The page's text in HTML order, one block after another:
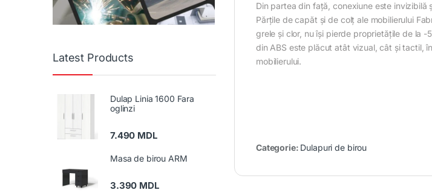
Din partea din față, conexiune este invizibilă
Părțile de capăt și de colț ale mobilierului
grele și clor, nu își pierde proprietățile de la
din ABS este plăcut atât vizual, cât și tactil,
mobilierului.
Categorie: Dulapuri de birou
Latest Products
Dulap Linia 1600 Fara
oglinzi
7.490 MDL
Masa de birou ARM
3.390 MDL